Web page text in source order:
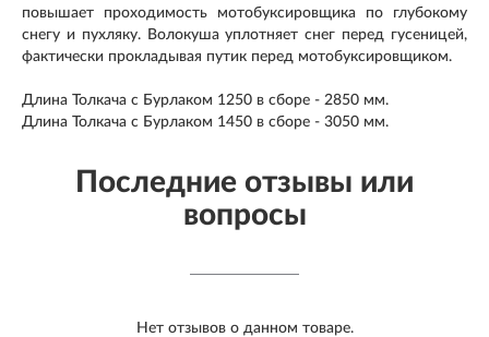
повышает проходимость мотобуксировщика по глубокому
снегу и пухляку. Волокуша уплотняет снег перед гусеницей,
фактически прокладывая путик перед мотобуксировщиком.
Длина Толкача с Бурлаком 1250 в сборе - 2850 мм.
Длина Толкача с Бурлаком 1450 в сборе - 3050 мм.
Последние отзывы или
вопросы
Нет отзывов о данном товаре.